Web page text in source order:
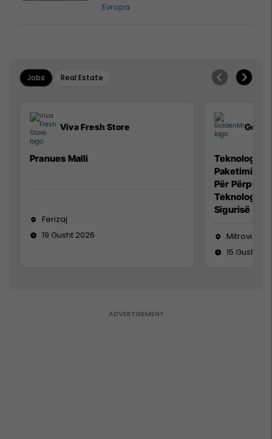
Evropa
Jobs Real Estate
Viva Fresh Store
Pranues Malli
Ferizaj
19 Gusht 2026
Teknolog/e
Paketimin e
Për
Teknolog/e
Sigurisë së
Mitrovicë
15 Gusht